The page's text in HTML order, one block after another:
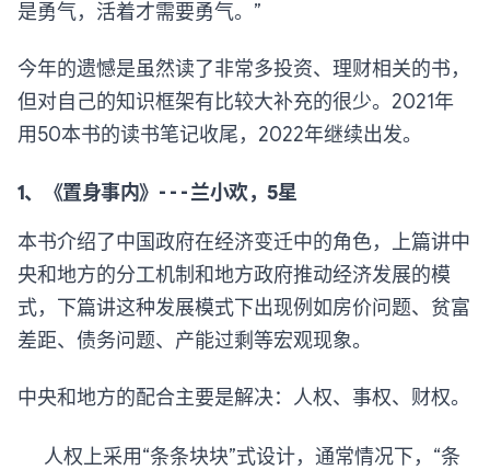
是勇气，活着才需要勇气。”
今年的遗憾是虽然读了非常多投资、理财相关的书，
但对自己的知识框架有比较大补充的很少。2021年
用50本书的读书笔记收尾，2022年继续出发。
1、《置身事内》- - - 兰小欢，5星
本书介绍了中国政府在经济变迁中的角色，上篇讲中
央和地方的分工机制和地方政府推动经济发展的模
式，下篇讲这种发展模式下出现例如房价问题、贫富
差距、债务问题、产能过剩等宏观现象。
中央和地方的配合主要是解决：人权、事权、财权。
人权上采用“条条块块”式设计，通常情况下，“条